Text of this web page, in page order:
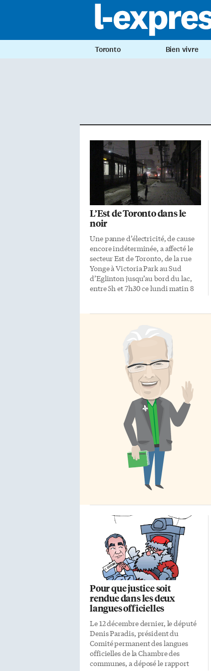
Toronto Bien vivre
L’Est de Toronto dans le
noir
Une panne d’électricité, de cause
encore indéterminée, a affecté le
secteur Est de Toronto, de la rue
Yonge à Victoria Park au Sud
d’Eglinton jusqu’au bord du lac,
entre 5h et 7h30 ce lundi matin 8
Pour que justice soit
rendue dans les deux
langues officielles
Le 12 décembre dernier, le député
Denis Paradis, président du
Comité permanent des langues
officielles de la Chambre des
communes, a déposé le rapport